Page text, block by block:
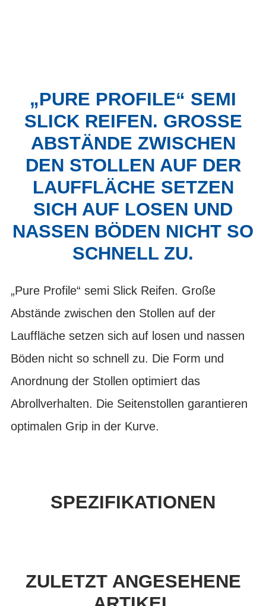
„PURE PROFILE“ SEMI
SLICK REIFEN. GROSSE A
BSTÄNDE ZWISCHEN D
EN STOLLEN AUF DER L
AUFFLÄCHE SETZEN S
ICH AUF LOSEN UND N
ASSEN BÖDEN NICHT SO S
CHNELL ZU.
„Pure Profile“ semi Slick Reifen. Große
Abstände zwischen den Stollen auf der
Lauffläche setzen sich auf losen und nassen
Böden nicht so schnell zu. Die Form und
Anordnung der Stollen optimiert das
Abrollverhalten. Die Seitenstollen garantieren
optimalen Grip in der Kurve.
SPEZIFIKATIONEN
ZULETZT ANGESEHENE